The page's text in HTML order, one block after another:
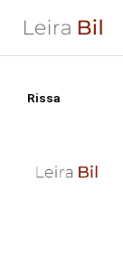
Rissa